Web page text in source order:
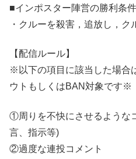
■インポスター陣営の勝利条件
・クルーを殺害，追放し，ク
【配信ルール】
※以下の項目に該当した場合
ウトもしくはBAN対象です※
①周りを不快にさせるような
言、指示等)
②過度な連投コメント